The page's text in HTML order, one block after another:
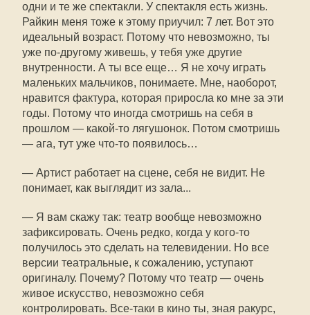
одни и те же спектакли. У спектакля есть жизнь.
Райкин меня тоже к этому приучил: 7 лет. Вот это
идеальный возраст. Потому что невозможно, ты
уже по-другому живешь, у тебя уже другие
внутренности. А ты все еще… Я не хочу играть
маленьких мальчиков, понимаете. Мне, наоборот,
нравится фактура, которая приросла ко мне за эти
годы. Потому что иногда смотришь на себя в
прошлом — какой-то лягушонок. Потом смотришь
— ага, тут уже что-то появилось…
— Артист работает на сцене, себя не видит. Не
понимает, как выглядит из зала...
— Я вам скажу так: театр вообще невозможно
зафиксировать. Очень редко, когда у кого-то
получилось это сделать на телевидении. Но все
версии театральные, к сожалению, уступают
оригиналу. Почему? Потому что театр — очень
живое искусство, невозможно себя
контролировать. Все-таки в кино ты, зная ракурс,